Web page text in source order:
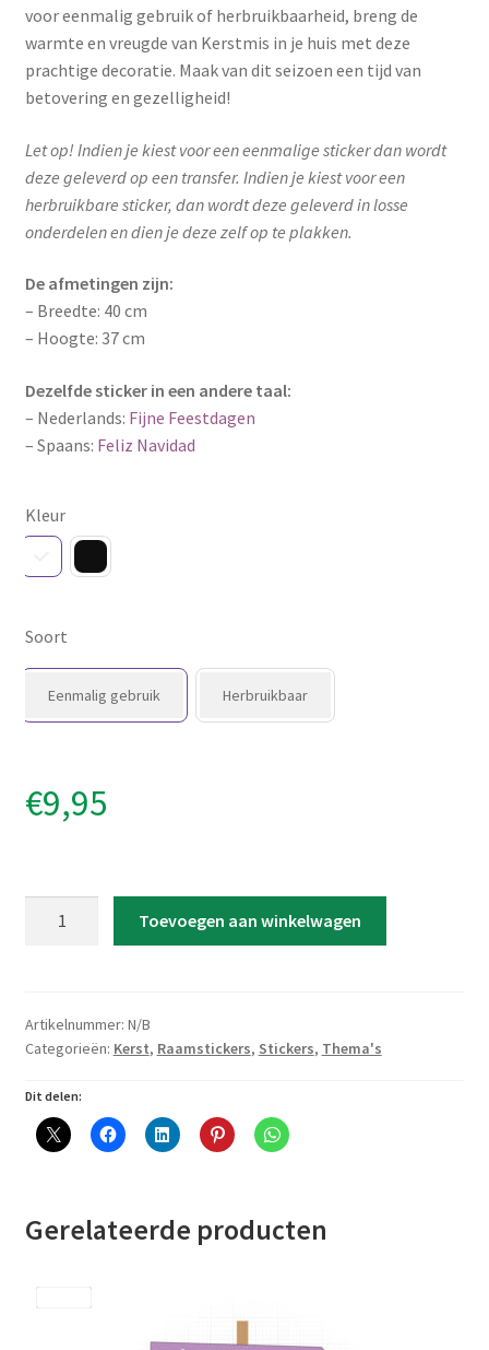
voor eenmalig gebruik of herbruikbaarheid, breng de
warmte en vreugde van Kerstmis in je huis met deze
prachtige decoratie. Maak van dit seizoen een tijd van
betovering en gezelligheid!
Let op! Indien je kiest voor een eenmalige sticker dan wordt
deze geleverd op een transfer. Indien je kiest voor een
herbruikbare sticker, dan wordt deze geleverd in losse
onderdelen en dien je deze zelf op te plakken.
De afmetingen zijn:
– Breedte: 40 cm
– Hoogte: 37 cm
Dezelfde sticker in een andere taal:
– Nederlands: Fijne Feestdagen
– Spaans: Feliz Navidad
Kleur
Soort
Eenmalig gebruik Herbruikbaar
€9,95
Geometrische
Kerstboom'
Toevoegen aan winkelwagen
Artikelnummer: N/B
Categorieën: Kerst, Raamstickers, Stickers, Thema's
Dit delen:
Gerelateerde producten